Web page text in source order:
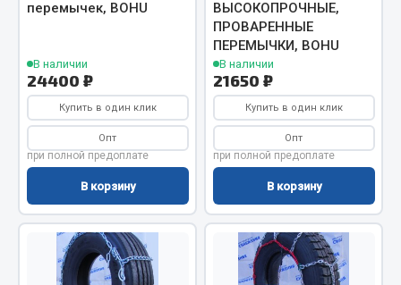
Автомобильная электрика
Автолампы
Блоки реле и предохранителей
Вилки нагрузочные
Выключатели и переключатели клавишные
Выключатели кнопочные
Выключатель массы
перемычек, BOHU
В наличии
24400 ₽
Купить в один клик
Опт
при полной предоплате
В корзину
ВЫСОКОПРОЧНЫЕ,
ПРОВАРЕННЫЕ
ПЕРЕМЫЧКИ, BOHU
В наличии
21650 ₽
Купить в один клик
Опт
при полной предоплате
В корзину